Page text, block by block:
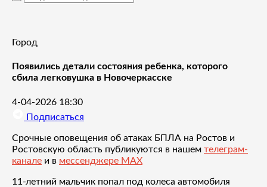
Город
Появились детали состояния ребенка, которого
сбила легковушка в Новочеркасске
4-04-2026 18:30
Подписаться
Срочные оповещения об атаках БПЛА на Ростов и
Ростовскую область публикуются в нашем телеграм-
канале и в мессенджере MAX
11-летний мальчик попал под колеса автомобиля